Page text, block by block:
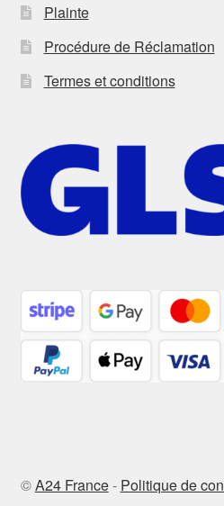
Plainte
Procédure de Réclamation
Termes et conditions
©A24 France- Politique de